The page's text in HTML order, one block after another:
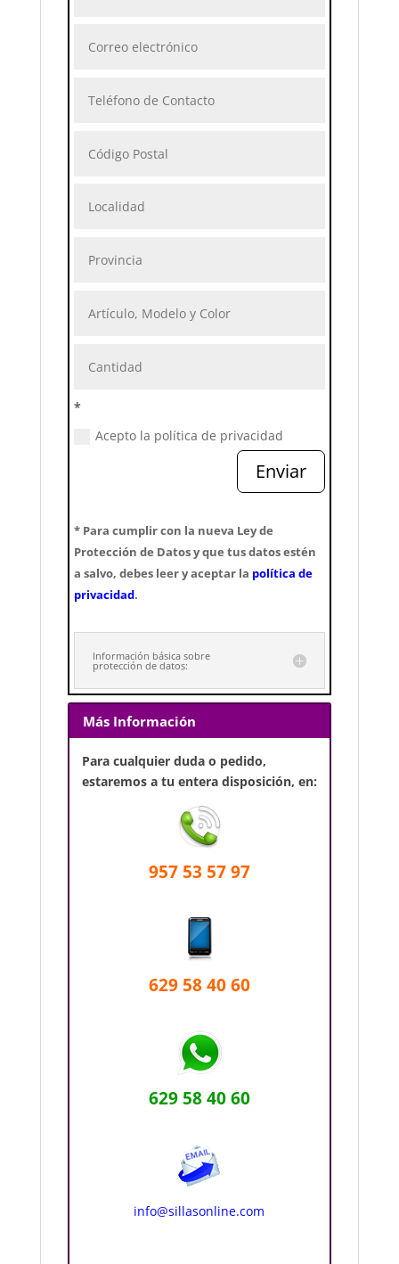
*
Acepto la política de privacidad
Enviar
* Para cumplir con la nueva Ley de
Protección de Datos y que tus datos estén
a salvo, debes leer y aceptar la política de
privacidad.
Información básica sobre
protección de datos:
Más Información
Para cualquier duda o pedido,
estaremos a tu entera disposición, en:
957 53 57 97
629 58 40 60
629 58 40 60
info@sillasonline.com